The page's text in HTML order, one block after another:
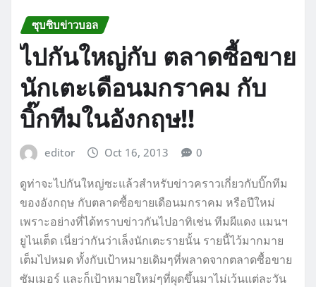
ซุบซิบข่าวบอล
ไปกันใหญ่กับ ตลาดซื้อขาย
นักเตะเดือนมกราคม กับ
บิ๊กทีมในอังกฤษ!!
editor Oct 16, 2013 0
ดูท่าจะไปกันใหญ่ซะแล้วสำหรับข่าวคราวเกี่ยวกับบิ๊กทีม
ของอังกฤษ กับตลาดซื้อขายเดือนมกราคม หรือปีใหม่
เพราะอย่างที่ได้ทราบข่าวกันไปอาทิเช่น ทีมผีแดง แมนฯ
ยูไนเต็ด เนี่ยว่ากันว่าเล็งนักเตะรายนั้น รายนี้ไว้มากมาย
เต็มไปหมด ทั้งกับเป้าหมายเดิมๆที่พลาดจากตลาดซื้อขาย
ซัมเมอร์ และก็เป้าหมายใหม่ๆที่ผุดขึ้นมาไม่เว้นแต่ละวัน